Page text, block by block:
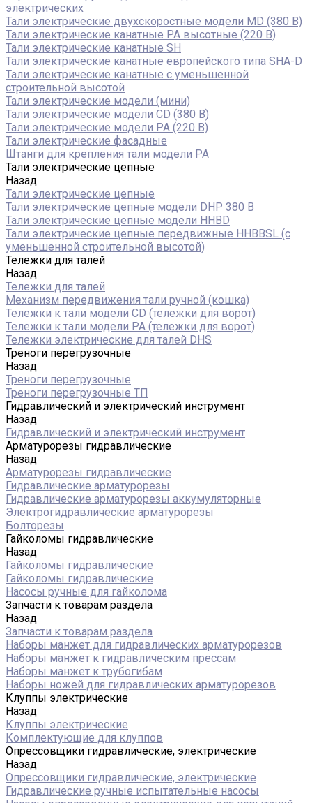
электрических
Тали электрические двухскоростные модели MD (380 В)
Тали электрические канатные PA высотные (220 В)
Тали электрические канатные SH
Тали электрические канатные европейского типа SHA-D
Тали электрические канатные с уменьшенной
строительной высотой
Тали электрические модели (мини)
Тали электрические модели CD (380 В)
Тали электрические модели РА (220 В)
Тали электрические фасадные
Штанги для крепления тали модели РА
Тали электрические цепные
Назад
Тали электрические цепные
Тали электрические цепные модели DHP 380 В
Тали электрические цепные модели HHBD
Тали электрические цепные передвижные HHBBSL (с
уменьшенной строительной высотой)
Тележки для талей
Назад
Тележки для талей
Механизм передвижения тали ручной (кошка)
Тележки к тали модели CD (тележки для ворот)
Тележки к тали модели РА (тележки для ворот)
Тележки электрические для талей DHS
Треноги перегрузочные
Назад
Треноги перегрузочные
Треноги перегрузочные ТП
Гидравлический и электрический инструмент
Назад
Гидравлический и электрический инструмент
Арматурорезы гидравлические
Назад
Арматурорезы гидравлические
Гидравлические арматурорезы
Гидравлические арматурорезы аккумуляторные
Электрогидравлические арматурорезы
Болторезы
Гайколомы гидравлические
Назад
Гайколомы гидравлические
Гайколомы гидравлические
Насосы ручные для гайколома
Запчасти к товарам раздела
Назад
Запчасти к товарам раздела
Наборы манжет для гидравлических арматурорезов
Наборы манжет к гидравлическим прессам
Наборы манжет к трубогибам
Наборы ножей для гидравлических арматурорезов
Клуппы электрические
Назад
Клуппы электрические
Комплектующие для клуппов
Опрессовщики гидравлические, электрические
Назад
Опрессовщики гидравлические, электрические
Гидравлические ручные испытательные насосы